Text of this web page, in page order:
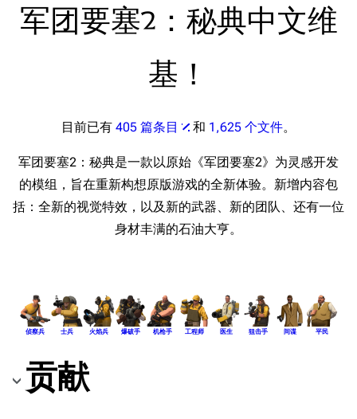
军团要塞2：秘典中文维
基！
目前已有 405 篇条目 和 1,625 个文件。
军团要塞2：秘典是一款以原始《军团要塞2》为灵感开发
的模组，旨在重新构想原版游戏的全新体验。新增内容包
括：全新的视觉特效，以及新的武器、新的团队、还有一位
身材丰满的石油大亨。
侦察兵 士兵 火焰兵 爆破手 机枪手 工程师 医生 狙击手 间谍 平民
贡献